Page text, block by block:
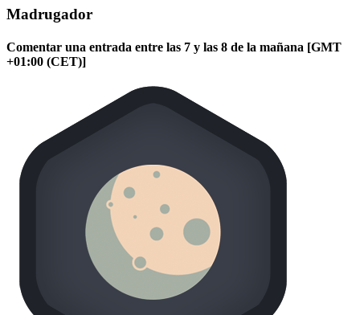
Madrugador
Comentar una entrada entre las 7 y las 8 de la mañana [GMT
+01:00 (CET)]